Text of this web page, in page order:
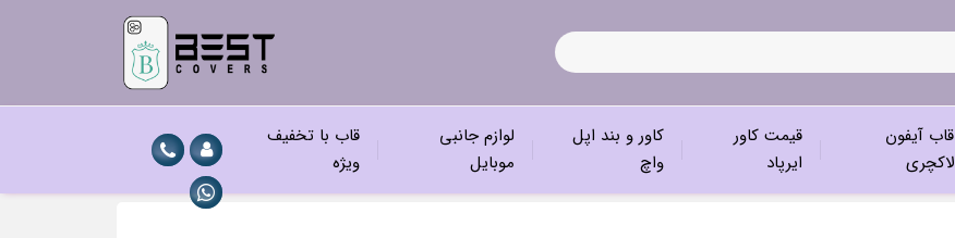
قاب آیفون
لاکچری
قیمت کاور
ایرپاد
کاور و بند اپل
واچ
لوازم جانبی
موبایل
قاب با تخفیف
ویژه